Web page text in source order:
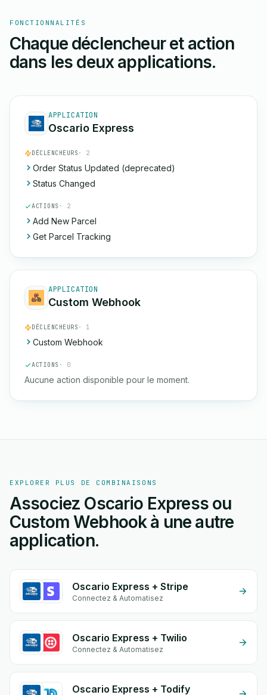
FONCTIONNALITÉS
Chaque déclencheur et action
dans les deux applications.
APPLICATION
Oscario Express
DÉCLENCHEURS · 2
Order Status Updated (deprecated)
Status Changed
ACTIONS · 2
Add New Parcel
Get Parcel Tracking
APPLICATION
Custom Webhook
DÉCLENCHEURS · 1
Custom Webhook
ACTIONS · 0
Aucune action disponible pour le moment.
EXPLORER PLUS DE COMBINAISONS
Associez Oscario Express ou
Custom Webhook à une autre
application.
Oscario Express + Stripe
Connectez & Automatisez
Oscario Express + Twilio
Connectez & Automatisez
Oscario Express + Todify